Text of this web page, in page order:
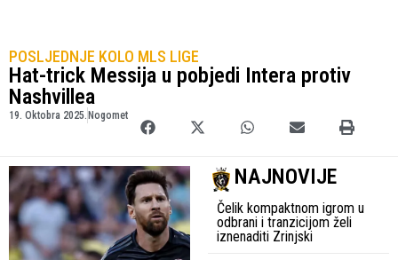
POSLJEDNJE KOLO MLS LIGE
Hat-trick Messija u pobjedi Intera protiv
Nashvillea
19. Oktobra 2025. Nogomet
NAJNOVIJE
Čelik kompaktnom igrom u
odbrani i tranzicijom želi
iznenaditi Zrinjski